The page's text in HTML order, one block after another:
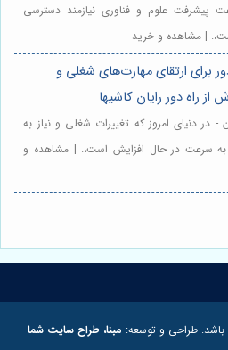
پیشرفت علوم و فناوری نیازمند دسترسی
| مشاهده و خرید
برای ارتقای مهارت‌های شغلی و
راه دور رایان کاشیها
- در دنیای امروز که تغییرات شغلی و نیاز به
به سرعت در حال افزایش است،. | مشاهده و
طراحی و توسعه: مبنا، طراح سایت شما